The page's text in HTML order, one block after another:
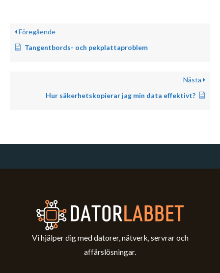
Föregående
Tangentbords- och pekplattaproblem
Nästa
Hur säkerhetskopierar jag min data effektivt?
Vi hjälper dig med datorer, nätverk, servrar och
affärslösningar.